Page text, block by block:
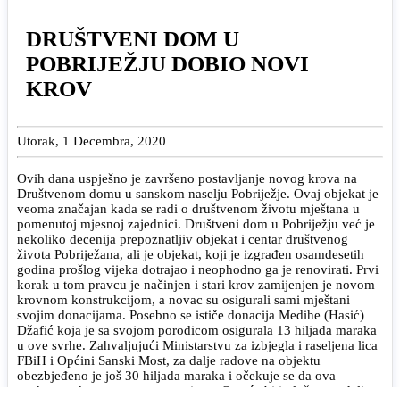
DRUŠTVENI DOM U
POBRIJEŽJU DOBIO NOVI
KROV
Utorak, 1 Decembra, 2020
Ovih dana uspješno je završeno postavljanje novog krova na
Društvenom domu u sanskom naselju Pobriježje. Ovaj objekat je
veoma značajan kada se radi o društvenom životu mještana u
pomenutoj mjesnoj zajednici. Društveni dom u Pobriježju već je
nekoliko decenija prepoznatljiv objekat i centar društvenog
života Pobriježana, ali je objekat, koji je izgrađen osamdesetih
godina prošlog vijeka dotrajao i neophodno ga je renovirati. Prvi
korak u tom pravcu je načinjen i stari krov zamijenjen je novom
krovnom konstrukcijom, a novac su osigurali sami mještani
svojim donacijama. Posebno se ističe donacija Medihe (Hasić)
Džafić koja je sa svojom porodicom osigurala 13 hiljada maraka
u ove svrhe. Zahvaljujući Ministarstvu za izbjegla i raseljena lica
FBiH i Općini Sanski Most, za dalje radove na objektu
obezbjeđeno je još 30 hiljada maraka i očekuje se da ova
sredstva uskoro postanu operativna. Ona će biti uložena u dalje